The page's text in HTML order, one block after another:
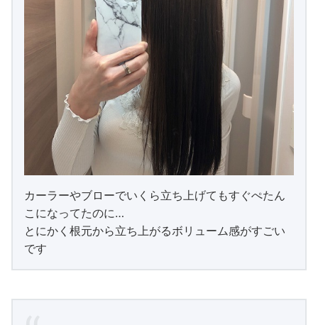
カーラーやブローでいくら立ち上げてもすぐぺたん
こになってたのに…
とにかく根元から立ち上がるボリューム感がすごい
です